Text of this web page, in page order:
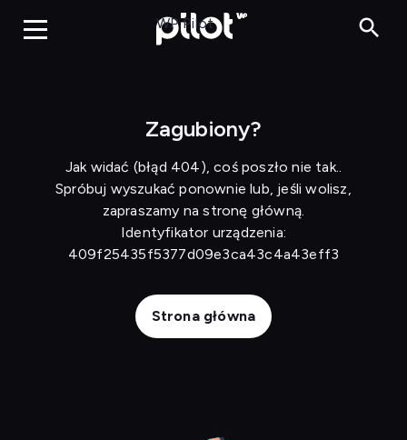
WP Pilot
Zagubiony?
Jak widać (błąd 404), coś poszło nie tak..
Spróbuj wyszukać ponownie lub, jeśli wolisz,
zapraszamy na stronę główną.
Identyfikator urządzenia:
409f25435f5377d09e3ca43c4a43eff3
Strona główna